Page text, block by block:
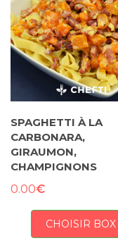
SPAGHETTI À LA
CARBONARA,
GIRAUMON,
CHAMPIGNONS
0.00€
CHOISIR BOX